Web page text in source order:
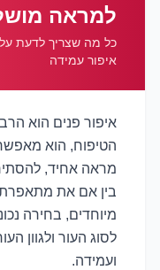
למראה
כל מה שצריך לדעת על
איפור עמידה
איפור פנים הוא
הטיפוח, הוא
מראה אחיד, להסתיר
בין אם את מתאפרת
מיוחדים, בחירה
לסוג העור ולגוון
ועמידה.